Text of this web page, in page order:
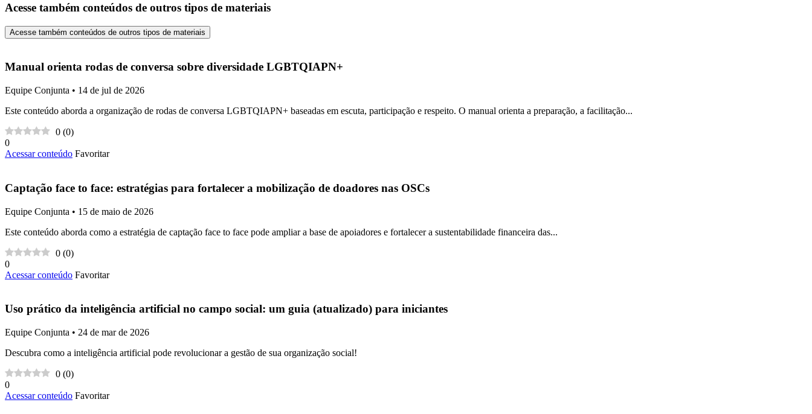
Acesse também conteúdos de outros tipos de materiais
Acesse também conteúdos de outros tipos de materiais
Manual orienta rodas de conversa sobre diversidade LGBTQIAPN+
Equipe Conjunta • 14 de jul de 2026
Este conteúdo aborda a organização de rodas de conversa LGBTQIAPN+ baseadas em escuta, participação e respeito. O manual orienta a preparação, a facilitação...
0 (0)
0
Acessar conteúdo Favoritar
Captação face to face: estratégias para fortalecer a mobilização de doadores nas OSCs
Equipe Conjunta • 15 de maio de 2026
Este conteúdo aborda como a estratégia de captação face to face pode ampliar a base de apoiadores e fortalecer a sustentabilidade financeira das...
0 (0)
0
Acessar conteúdo Favoritar
Uso prático da inteligência artificial no campo social: um guia (atualizado) para iniciantes
Equipe Conjunta • 24 de mar de 2026
Descubra como a inteligência artificial pode revolucionar a gestão de sua organização social!
0 (0)
0
Acessar conteúdo Favoritar